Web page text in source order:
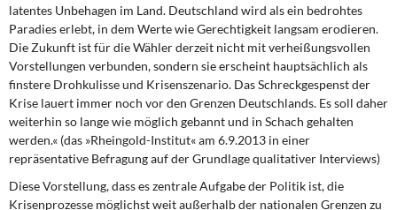
latentes Unbehagen im Land. Deutschland wird als ein bedrohtes
Paradies erlebt, in dem Werte wie Gerechtigkeit langsam erodieren.
Die Zukunft ist für die Wähler derzeit nicht mit verheißungsvollen
Vorstellungen verbunden, sondern sie erscheint hauptsächlich als
finstere Drohkulisse und Krisenszenario. Das Schreckgespenst der
Krise lauert immer noch vor den Grenzen Deutschlands. Es soll daher
weiterhin so lange wie möglich gebannt und in Schach gehalten
werden.« (das »Rheingold-Institut« am 6.9.2013 in einer
repräsentative Befragung auf der Grundlage qualitativer Interviews)
Diese Vorstellung, dass es zentrale Aufgabeder Politik ist, die
Krisenprozesse möglichst weit außerhalb der nationalen Grenzen zu